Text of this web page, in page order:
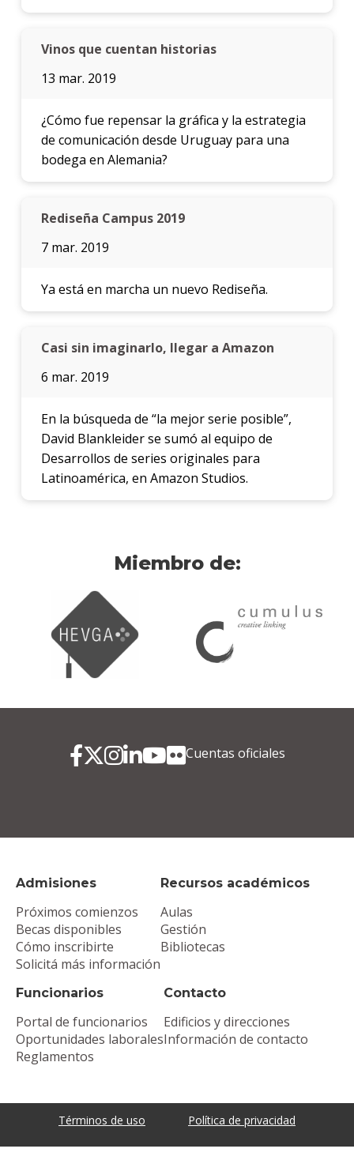
Vinos que cuentan historias
13 mar. 2019
¿Cómo fue repensar la gráfica y la estrategia
de comunicación desde Uruguay para una
bodega en Alemania?
Rediseña Campus 2019
7 mar. 2019
Ya está en marcha un nuevo Rediseña.
Casi sin imaginarlo, llegar a Amazon
6 mar. 2019
En la búsqueda de “la mejor serie posible”,
David Blankleider se sumó al equipo de
Desarrollos de series originales para
Latinoamérica, en Amazon Studios.
Miembro de:
Admisiones
Próximos comienzos
Becas disponibles
Cómo inscribirte
Solicitá más información
Recursos académicos
Aulas
Gestión
Bibliotecas
Funcionarios
Portal de funcionarios
Oportunidades laborales
Reglamentos
Contacto
Edificios y direcciones
Información de contacto
Cuentas oficiales
Términos de uso Política de privacidad